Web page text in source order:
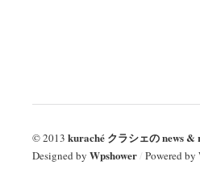
© 2013 kuraché クラシェの news &
Designed by Wpshower/ Powered by